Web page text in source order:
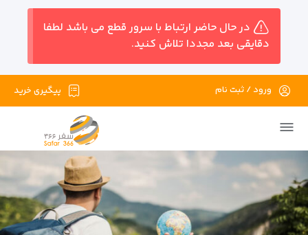
در حال حاضر ارتباط با سرور قطع می باشد لطفا
دقایقی بعد مجددا تلاش کنید.
پیگیری خرید ورود / ثبت نام